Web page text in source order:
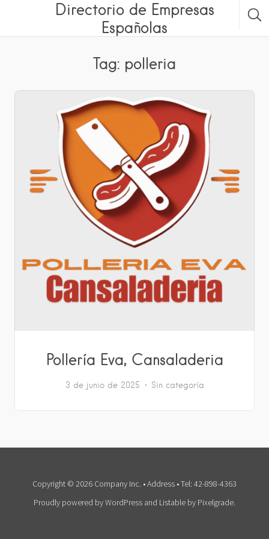
Directorio de Empresas
Españolas
Tag: polleria
Pollería Eva, Cansaladeria
3 de junio de 2025 Sin categoría
Copyright © 2026 Company Inc. • Address • Tel: 42-898-4363
Proudly powered by WordPress and Listable by Pixelgrade.